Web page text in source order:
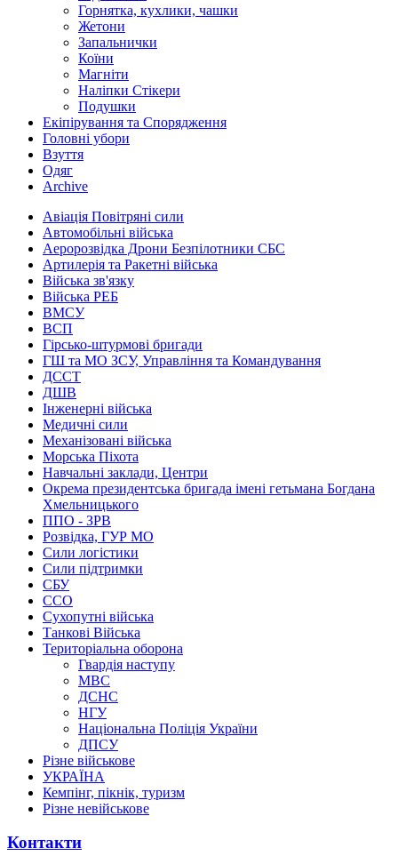
Горнятка, кухлики, чашки
Жетони
Запальнички
Коїни
Магніти
Наліпки Стікери
Подушки
Екіпірування та Спорядження
Головні убори
Взуття
Одяг
Archive
Авіація Повітряні сили
Автомобільні війська
Аеророзвідка Дрони Безпілотники СБС
Артилерія та Ракетні війська
Війська зв'язку
Війська РЕБ
ВМСУ
ВСП
Гірсько-штурмові бригади
ГШ та МО ЗСУ, Управління та Командування
ДССТ
ДШВ
Інженерні війська
Медичні сили
Механізовані війська
Морська Піхота
Навчальні заклади, Центри
Окрема президентська бригада імені гетьмана Богдана
Хмельницького
ППО - ЗРВ
Розвідка, ГУР МО
Сили логістики
Сили підтримки
СБУ
ССО
Сухопутні війська
Танкові Війська
Територіальна оборона
Гвардія наступу
МВС
ДСНС
НГУ
Національна Поліція України
ДПСУ
Різне військове
УКРАЇНА
Кемпінг, пікнік, туризм
Різне невійськове
Контакти